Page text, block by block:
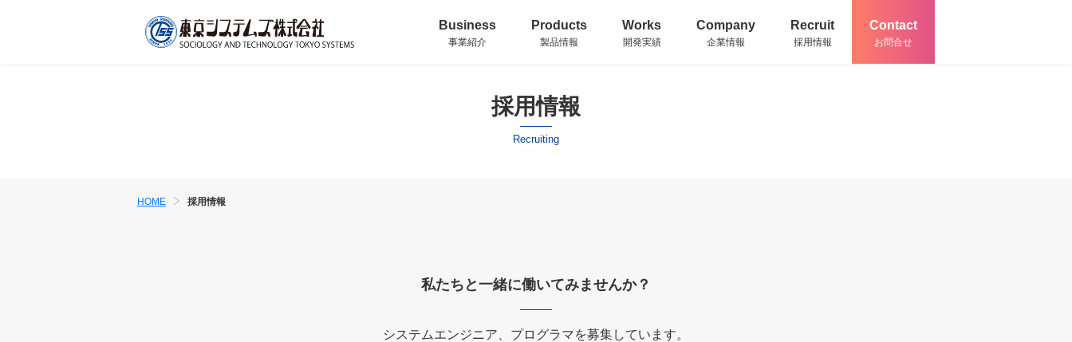
Business
事業紹介
Products
製品情報
Works
開発実績
Company
企業情報
Recruit
採用情報
Contact
お問合せ
採用情報
Recruiting
HOME 採用情報
私たちと一緒に働いてみませんか？
システムエンジニア、プログラマを募集しています。